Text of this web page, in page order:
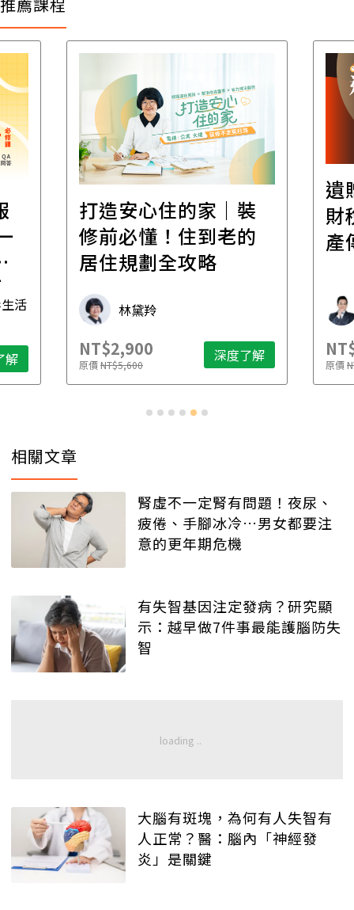
活
解
打造安心住的家｜裝
修前必懂！住到老的
居住規劃全攻略
林黛羚
NT$2,900
原價NT$5,600 深度了解
遺
財
產
原價
相關文章
腎虛不一定腎有問題！夜尿、
疲倦、手腳冰冷…男女都要注
意的更年期危機
有失智基因注定發病？研究顯
示：越早做7件事最能護腦防失
智
大腦有斑塊，為何有人失智有
人正常？醫：腦內「神經發
炎」是關鍵